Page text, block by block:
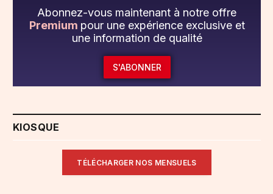
Abonnez-vous maintenant à notre offre
Premium pour une expérience exclusive et
une information de qualité
S'ABONNER
KIOSQUE
TÉLÉCHARGER NOS MENSUELS